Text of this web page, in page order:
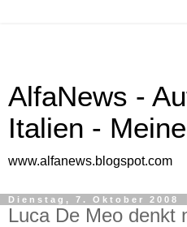
AlfaNews -
Italien -
www.alfanews.blogspot.com
Dienstag, 7. Oktober 2008
Luca De Meo denkt